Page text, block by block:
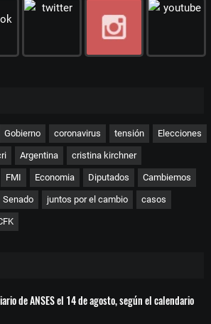
Gobierno coronavirus tensión Elecciones
Argentina cristina kirchner
FMI Economia Diputados Cambiemos
Senado juntos por el cambio casos
de ANSES el 14 de agosto, según el calendario